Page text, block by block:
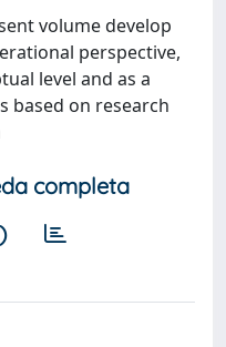
volume develop
perspective,
level and as a
based on research
completa